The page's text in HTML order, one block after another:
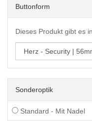
Buttonform
Dieses Produkt gibt es
Sonderoptik
Standard - Mit Nadel